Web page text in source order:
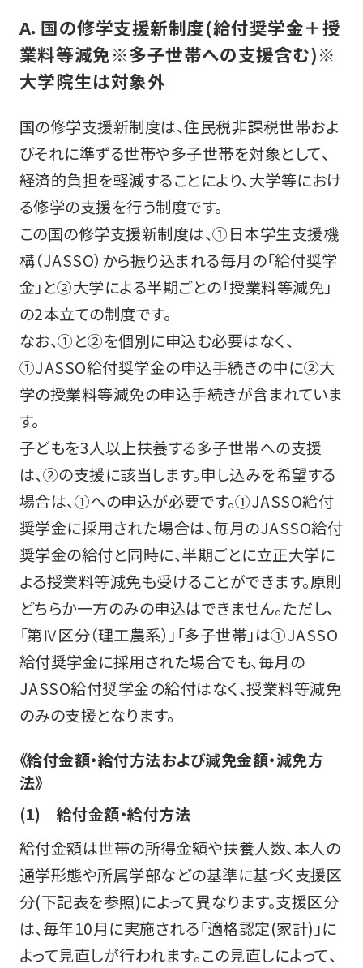
A．国の修学支援新制度(給付奨学金＋授
業料等減免※多子世帯への支援含む)※
大学院生は対象外
国の修学支援新制度は、住民税非課税世帯およ
びそれに準ずる世帯や多子世帯を対象として、
経済的負担を軽減することにより、大学等におけ
る修学の支援を行う制度です。
この国の修学支援新制度は、①日本学生支援機
構（JASSO）から振り込まれる毎月の「給付奨学
金」と②大学による半期ごとの「授業料等減免」
の2本立ての制度です。
なお、①と②を個別に申込む必要はなく、
①JASSO給付奨学金の申込手続きの中に②大
学の授業料等減免の申込手続きが含まれていま
す。
子どもを3人以上扶養する多子世帯への支援
は、②の支援に該当します。申し込みを希望する
場合は、①への申込が必要です。①JASSO給付
奨学金に採用された場合は、毎月のJASSO給付
奨学金の給付と同時に、半期ごとに立正大学に
よる授業料等減免も受けることができます。原則
どちらか一方のみの申込はできません。ただし、
「第Ⅳ区分（理工農系）」「多子世帯」は①JASSO
給付奨学金に採用された場合でも、毎月の
JASSO給付奨学金の給付はなく、授業料等減免
のみの支援となります。
《給付金額・給付方法および減免金額・減免方
法》
(1) 給付金額・給付方法
給付金額は世帯の所得金額や扶養人数、本人の
通学形態や所属学部などの基準に基づく支援区
分(下記表を参照)によって異なります。支援区分
は、毎年10月に実施される「適格認定(家計)」に
よって見直しが行われます。この見直しによって、